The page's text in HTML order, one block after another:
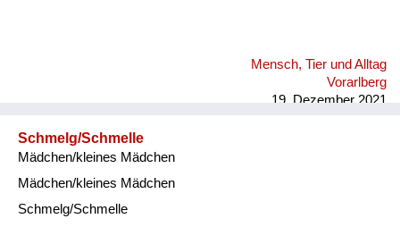
Mensch, Tier und Alltag
Vorarlberg
19. Dezember 2021
Schmelg/Schmelle
Mädchen/kleines Mädchen
Mädchen/kleines Mädchen
Schmelg/Schmelle